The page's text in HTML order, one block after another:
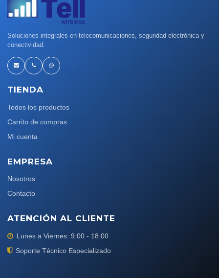
Soluciones integrales en telecomunicaciones, seguridad electrónica y
conectividad.
TIENDA
Todos los productos
Carrito de compras
Mi cuenta
EMPRESA
Nosotros
Contacto
ATENCIÓN AL CLIENTE
Lunes a Viernes: 9:00 - 18:00
Soporte Técnico Especializado